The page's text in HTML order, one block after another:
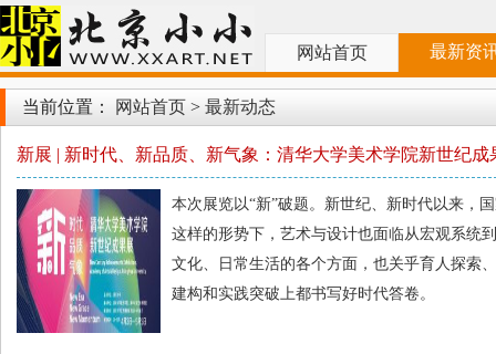
网站首页 最新资
当前位置： 网站首页 > 最新动态
新展 | 新时代、新品质、新气象：清华大学美术学院新世纪成
本次展览以“新”破题。新世纪、新时代以来，
这样的形势下，艺术与设计也面临从宏观系统
文化、日常生活的各个方面，也关乎育人探索
建构和实践突破上都书写好时代答卷。